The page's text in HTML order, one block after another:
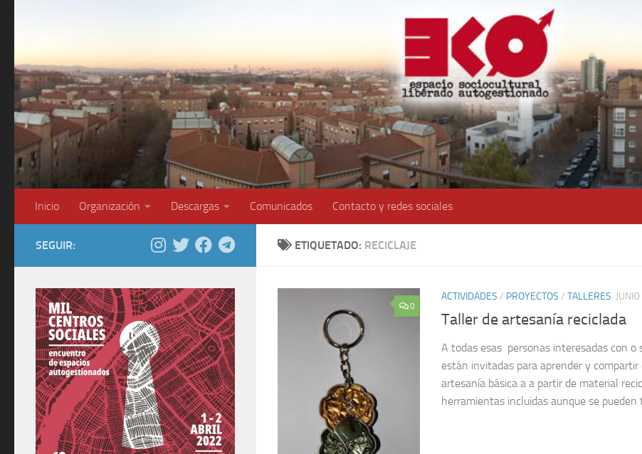
Inicio Organización Descargas Comunicados Contacto y redes sociales
ETIQUETADO: RECICLAJE
0
ACTIVIDADES / PROYECTOS / TALLERES
Taller de artesanía reciclada
A todas esas personas interesadas con o
están invitadas para aprender y
artesanía básica a a partir de material
herramientas incluidas aunque se pueden
SEGUIR: